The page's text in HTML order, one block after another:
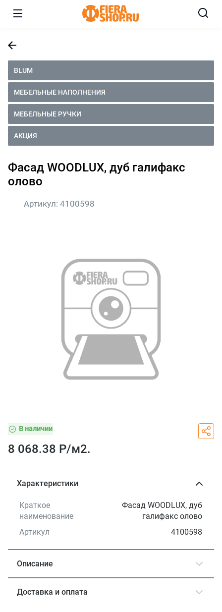
BLUM
МЕБЕЛЬНЫЕ НАПОЛНЕНИЯ
МЕБЕЛЬНЫЕ РУЧКИ
АКЦИЯ
Фасад WOODLUX, дуб галифакс
олово
Артикул: 4100598
В наличии
8 068.38 Р/м2.
Характеристики
Краткое
наименование
Фасад WOODLUX, дуб
галифакс олово
Артикул
4100598
Описание
Доставка и оплата